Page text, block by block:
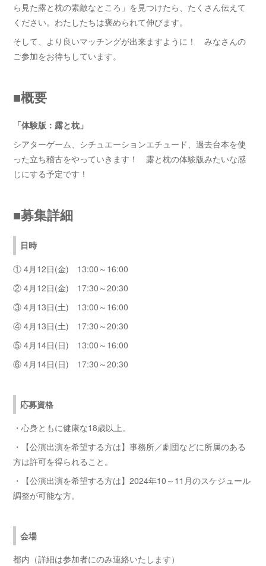
ら見た露と枕の素敵なところ」を見つけたら、たくさん伝えて
ください。わたしたちは褒められて伸びます。
そして、より良いマッチングが出来ますように！ みなさんの
ご参加をお待ちしています。
■概要
「体験版：露と枕」
シアターゲーム、シチュエーションエチュード、過去台本を使
った立ち稽古をやっていきます！ 露と枕の体験版みたいな感
じにする予定です！
■募集詳細
日時
① 4月12日(金) 13:00～16:00
② 4月12日(金) 17:30～20:30
③ 4月13日(土) 13:00～16:00
④ 4月13日(土) 17:30～20:30
⑤ 4月14日(日) 13:00～16:00
⑥ 4月14日(日) 17:30～20:30
応募資格
・心身ともに健康な18歳以上。
・【公演出演を希望する方は】事務所／劇団などに所属のある
方は許可を得られること。
・【公演出演を希望する方は】2024年10～11月のスケジュール
調整が可能な方。
会場
都内（詳細は参加者にのみ連絡いたします）